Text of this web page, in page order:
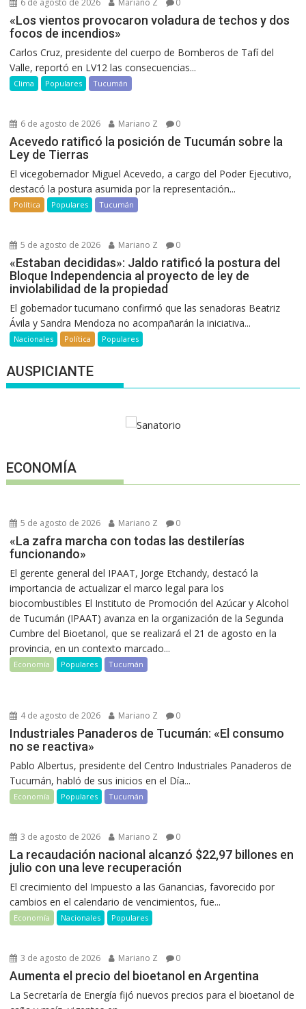
6 de agosto de 2026 Mariano Z 0
«Los vientos provocaron voladura de techos y dos
focos de incendios»
Carlos Cruz, presidente del cuerpo de Bomberos de Tafí del
Valle, reportó en LV12 las consecuencias...
Clima Populares Tucumán
6 de agosto de 2026 Mariano Z 0
Acevedo ratificó la posición de Tucumán sobre la
Ley de Tierras
El vicegobernador Miguel Acevedo, a cargo del Poder Ejecutivo,
destacó la postura asumida por la representación...
Política Populares Tucumán
5 de agosto de 2026 Mariano Z 0
«Estaban decididas»: Jaldo ratificó la postura del
Bloque Independencia al proyecto de ley de
inviolabilidad de la propiedad
El gobernador tucumano confirmó que las senadoras Beatriz
Ávila y Sandra Mendoza no acompañarán la iniciativa...
Nacionales Política Populares
AUSPICIANTE
ECONOMÍA
5 de agosto de 2026 Mariano Z 0
«La zafra marcha con todas las destilerías
funcionando»
El gerente general del IPAAT, Jorge Etchandy, destacó la
importancia de actualizar el marco legal para los
biocombustibles El Instituto de Promoción del Azúcar y Alcohol
de Tucumán (IPAAT) avanza en la organización de la Segunda
Cumbre del Bioetanol, que se realizará el 21 de agosto en la
provincia, en un contexto marcado...
Economía Populares Tucumán
4 de agosto de 2026 Mariano Z 0
Industriales Panaderos de Tucumán: «El consumo
no se reactiva»
Pablo Albertus, presidente del Centro Industriales Panaderos de
Tucumán, habló de sus inicios en el Día...
Economía Populares Tucumán
3 de agosto de 2026 Mariano Z 0
La recaudación nacional alcanzó $22,97 billones en
julio con una leve recuperación
El crecimiento del Impuesto a las Ganancias, favorecido por
cambios en el calendario de vencimientos, fue...
Economía Nacionales Populares
3 de agosto de 2026 Mariano Z 0
Aumenta el precio del bioetanol en Argentina
La Secretaría de Energía fijó nuevos precios para el bioetanol de